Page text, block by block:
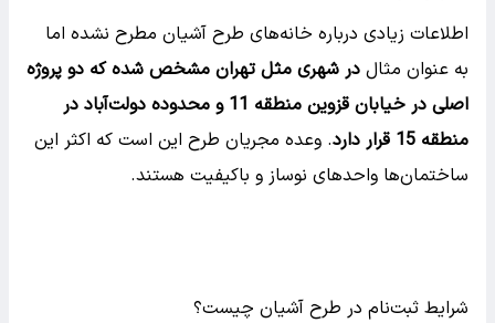
اطلاعات زیادی درباره خانه‌های طرح آشیان مطرح نشده اما
به عنوان مثال در شهری مثل تهران مشخص شده که دو پروژه
اصلی در خیابان قزوین منطقه 11 و محدوده دولت‌آباد در
منطقه 15 قرار دارد
. وعده مجریان طرح این است که اکثر این
ساختمان‌ها واحدهای نوساز و باکیفیت هستند.
شرایط ثبت‌نام در طرح آشیان چیست؟